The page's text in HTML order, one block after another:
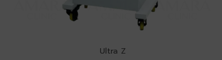
Ultra Z